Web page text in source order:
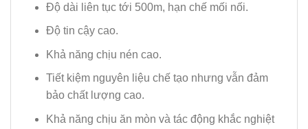
Độ dài liên tục tới 500m, hạn chế mối nối.
Độ tin cậy cao.
Khả năng chịu nén cao.
Tiết kiệm nguyên liệu chế tạo nhưng vẫn đảm
bảo chất lượng cao.
Khả năng chịu ăn mòn và tác động khắc nghiệt